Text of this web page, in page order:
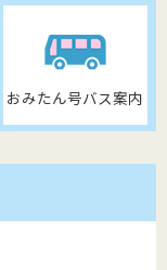
おみたん号バス案内